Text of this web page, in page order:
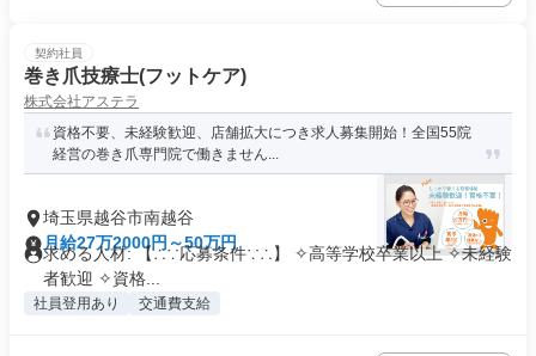
契約社員
巻き爪技療士(フットケア)
株式会社アステラ
資格不要、未経験歓迎、店舗拡大につき求人募集開始！全国55院
経営の巻き爪専門院で働きません...
埼玉県越谷市南越谷
月給27万2000円～50万円
求める人材: 【∴∵応募条件∵∴】 ✧高等学校卒業以上 ✧未経験
者歓迎 ✧資格...
社員登用あり 交通費支給